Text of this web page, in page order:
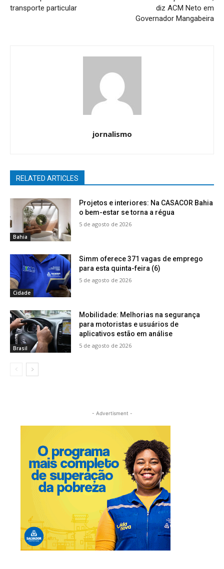
transporte particular
diz ACM Neto em
Governador Mangabeira
jornalismo
RELATED ARTICLES
Bahia
Projetos e interiores: Na CASACOR Bahia
o bem-estar se torna a régua
5 de agosto de 2026
Cidade
Simm oferece 371 vagas de emprego
para esta quinta-feira (6)
5 de agosto de 2026
Brasil
Mobilidade: Melhorias na segurança
para motoristas e usuários de
aplicativos estão em análise
5 de agosto de 2026
- Advertisment -